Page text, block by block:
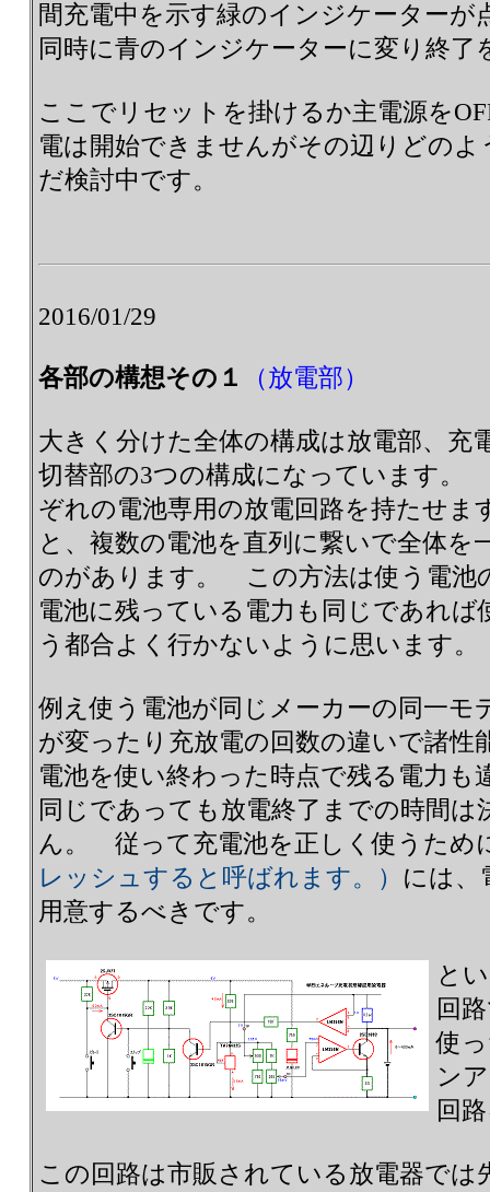
間充電中を示す緑のインジケーターが
同時に青のインジケーターに変り終了
ここでリセットを掛けるか主電源を
電は開始できませんがその辺りどの
だ検討中です。
2016/01/29
各部の構想その１ （放電部）
大きく分けた全体の構成は放電部、
切替部の3つの構成になっています。
ぞれの電池専用の放電回路を持たせ
と、複数の電池を直列に繋いで全体を
のがあります。 この方法は使う電池
電池に残っている電力も同じであれ
う都合よく行かないように思います。
例え使う電池が同じメーカーの同一モ
が変ったり充放電の回数の違いで諸
電池を使い終わった時点で残る電力も
同じであっても放電終了までの時間
ん。 従って充電池を正しく使うため
レッシュすると呼ばれます。） には、
用意するべきです。
と
回
使
ン
回
この回路は市販されている放電器で